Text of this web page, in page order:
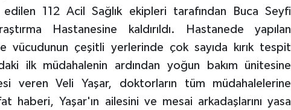
112 Acil Sağlık ekipleri tarafından Buca Seyfi
Hastanesine kaldırıldı. Hastanede yapılan
vücudunun çeşitli yerlerinde çok sayıda kırık tespit
ilk müdahalenin ardından yoğun bakım ünitesine
veren Veli Yaşar, doktorların tüm müdahalelerine
haberi, Yaşar'ın ailesini ve mesai arkadaşlarını yasa